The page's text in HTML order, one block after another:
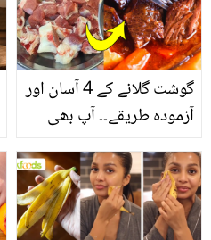
گوشت گلانے کے 4 آسان اور
آزمودہ طریقے۔۔ آپ بھی
جانیں انٹرنیشنل شیف کے
بتائے راز